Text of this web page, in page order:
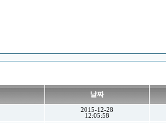
날짜
2015-12-28
12:05:58